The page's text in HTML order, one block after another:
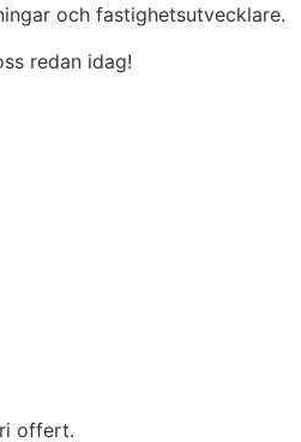
och fastighetsutvecklare.
redan idag!
offert.